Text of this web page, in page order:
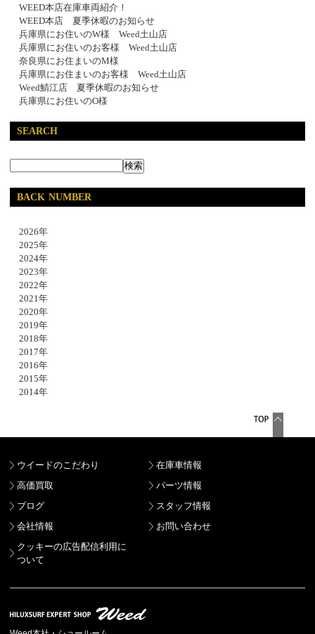
WEED本店在庫車両紹介！
WEED本店 夏季休暇のお知らせ
兵庫県にお住いのW様 Weed土山店
兵庫県にお住いのお客様 Weed土山店
奈良県にお住まいのM様
兵庫県にお住まいのお客様 Weed土山店
Weed鯖江店 夏季休暇のお知らせ
兵庫県にお住いのO様
SEARCH
BACK NUMBER
2026年
2025年
2024年
2023年
2022年
2021年
2020年
2019年
2018年
2017年
2016年
2015年
2014年
ウイードのこだわり
在庫車情報
高価買取
パーツ情報
ブログ
スタッフ情報
会社情報
お問い合わせ
クッキーの広告配信利用に
ついて